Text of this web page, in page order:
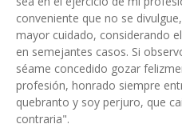
conveniente que no se
mayor cuidado, considerando
en semejantes casos. Si
séame concedido gozar
profesión, honrado siempre
quebranto y soy perjuro, que
contraria".